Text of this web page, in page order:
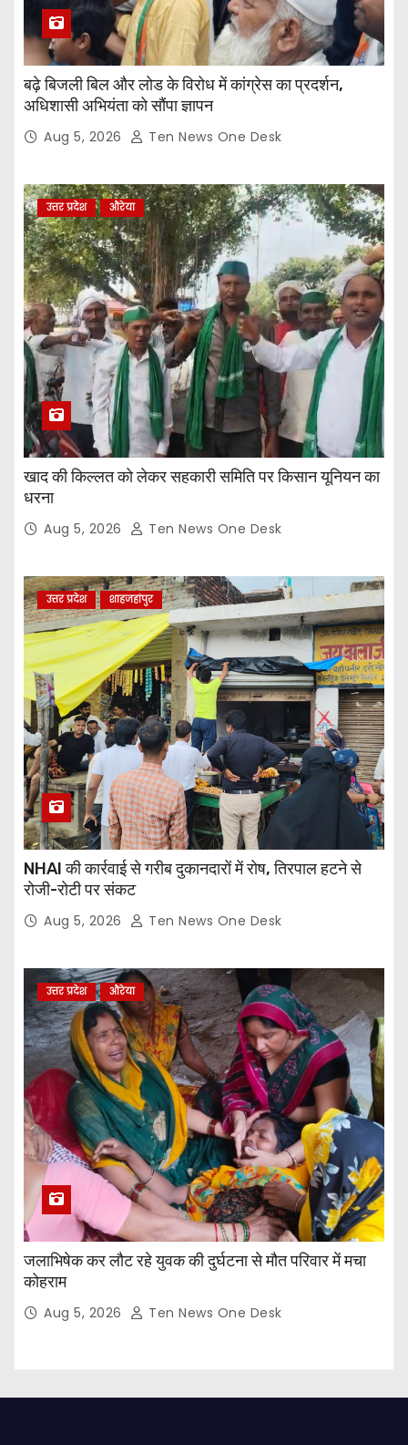
बढ़े बिजली बिल और लोड के विरोध में कांग्रेस का प्रदर्शन,
अधिशासी अभियंता को सौंपा ज्ञापन
Aug 5, 2026 Ten News One Desk
उत्तर प्रदेश औरेया
खाद की किल्लत को लेकर सहकारी समिति पर किसान यूनियन का
धरना
Aug 5, 2026 Ten News One Desk
उत्तर प्रदेश शाहजहांपुर
NHAI की कार्रवाई से गरीब दुकानदारों में रोष, तिरपाल हटने से
रोजी-रोटी पर संकट
Aug 5, 2026 Ten News One Desk
उत्तर प्रदेश औरेया
जलाभिषेक कर लौट रहे युवक की दुर्घटना से मौत परिवार में मचा
कोहराम
Aug 5, 2026 Ten News One Desk